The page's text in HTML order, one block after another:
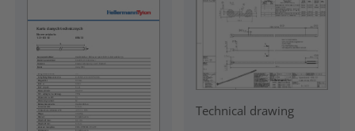
Technical drawing